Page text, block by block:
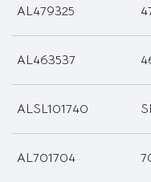
AL479325
AL463537
ALSL101740
AL701704